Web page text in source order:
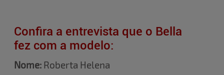
Confira a entrevista que o Bella
fez com a modelo:
Nome: Roberta Helena